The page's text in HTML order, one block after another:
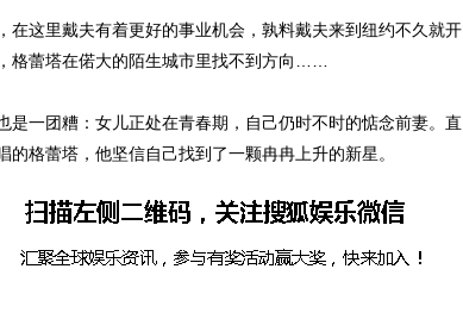
这里戴夫有着更好的事业机会，孰料戴夫来到纽约不久就开
格蕾塔在偌大的陌生城市里找不到方向……
一团糟：女儿正处在青春期，自己仍时不时的惦念前妻。直
格蕾塔，他坚信自己找到了一颗冉冉上升的新星。